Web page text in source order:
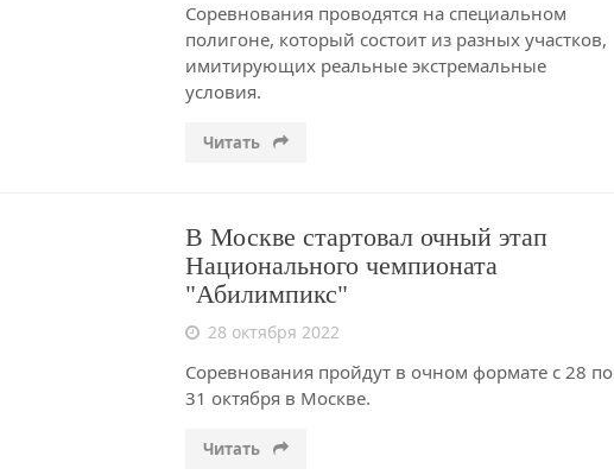
Соревнования проводятся на специальном
полигоне, который состоит из разных участков,
имитирующих реальные экстремальные
условия.
Читать
В Москве стартовал очный этап
Национального чемпионата
"Абилимпикс"
28 октября 2022
Соревнования пройдут в очном формате с 28 по
31 октября в Москве.
Читать